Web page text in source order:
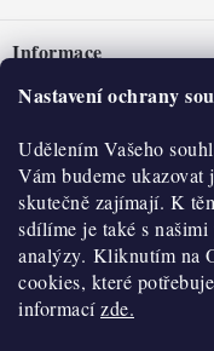
Nastavení ochrany
Udělením Vašeho
Vám budeme ukazovat
skutečně zajímají. K
sdílíme je také s
analýzy. Kliknutím na
cookies, které
informacízde.
pInformace
Nepřevzetí zásilky na
Obchodní podmínky
Hodnocení obchodu
Blog
Moje objednávka
O nás
Historie
Kontakty
O nákupu
Reklamace a vratky
Výdejní místa